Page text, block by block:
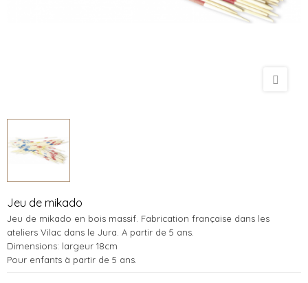
Jeu de mikado
Jeu de mikado en bois massif. Fabrication française dans les
ateliers Vilac dans le Jura. A partir de 5 ans.
Dimensions: largeur 18cm
Pour enfants à partir de 5 ans.